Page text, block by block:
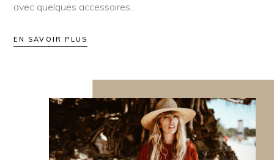
avec quelques accessoires…
EN SAVOIR PLUS